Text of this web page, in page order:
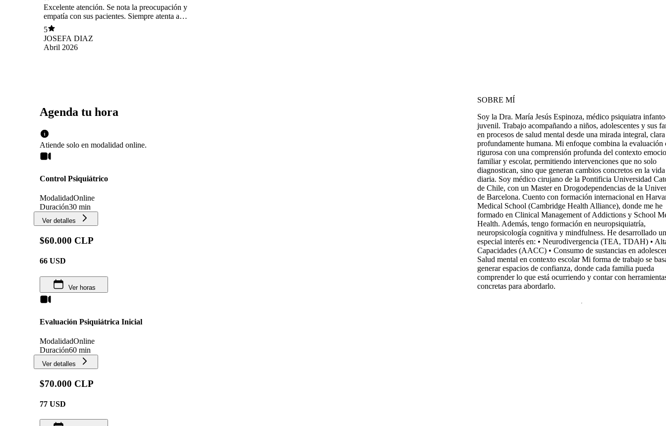
Excelente atención. Se nota la preocupación y
empatía con sus pacientes. Siempre atenta a
cada detalle, a resolver todas las dudas y apoyar
en lo que se necesite. Mi hija y yo estamos
felices y agradecidas con cada atención que
hemos tenido con ella.
5
JOSEFA DIAZ
Abril 2026
Agenda tu hora
Atiende solo en modalidad online.
Control Psiquiátrico
ModalidadOnline
Duración30 min
Ver detalles
$60.000 CLP
66 USD
Ver horas
Evaluación Psiquiátrica Inicial
ModalidadOnline
Duración60 min
Ver detalles
$70.000 CLP
77 USD
SOBRE MÍ
Soy la Dra. María Jesús Espinoza, médico psiquiatra
juvenil. Trabajo acompañando a niños, adolescentes y sus
en procesos de salud mental desde una mirada integral,
profundamente humana. Mi enfoque combina la evaluación
rigurosa con una comprensión profunda del contexto
familiar y escolar, permitiendo intervenciones que no solo
diagnostican, sino que generan cambios concretos en la vida
diaria. Soy médico cirujano de la Pontificia Universidad
de Chile, con un Master en Drogodependencias de la
de Barcelona. Cuento con formación internacional en
Medical School (Cambridge Health Alliance), donde me he
formado en Clinical Management of Addictions y School
Health. Además, tengo formación en neuropsiquiatría,
neuropsicología cognitiva y mindfulness. He desarrollado un
especial interés en: • Neurodivergencia (TEA, TDAH) •
Capacidades (AACC) • Consumo de sustancias en
Salud mental en contexto escolar Mi forma de trabajo se
generar espacios de confianza, donde cada familia pueda
comprender lo que está ocurriendo y contar con
concretas para abordarlo.